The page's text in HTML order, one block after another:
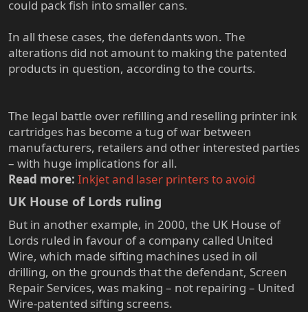
could pack fish into smaller cans.
In all these cases, the defendants won. The
alterations did not amount to making the patented
products in question, according to the courts.
The legal battle over refilling and reselling printer ink
cartridges has become a tug of war between
manufacturers, retailers and other interested parties
– with huge implications for all.
Read more: Inkjet and laser printers to avoid
UK House of Lords ruling​
But in another example, in 2000, the UK House of
Lords ruled in favour of a company called United
Wire, which made sifting machines used in oil
drilling, on the grounds that the defendant, Screen
Repair Services, was making – not repairing – United
Wire-patented sifting screens.